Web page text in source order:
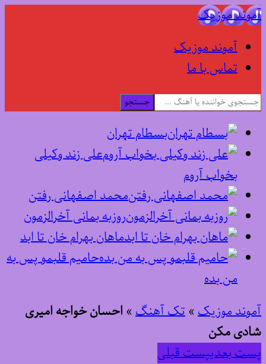
آموند موزیک
آموند موزیک
تماس با ما
جستجو
بسطام تهران
علی زند وکیلی
بخواب آروم
محمد اصفهانی رفتن
روزبه بمانی آخرالزمون
ماهان بهرام خان تا ابد
حامیم قلبمو پس به
من بده
آموند موزیک»تک آهنگ» احسان خواجه امیری
شادی مکن
پست بعدیپست قبلی